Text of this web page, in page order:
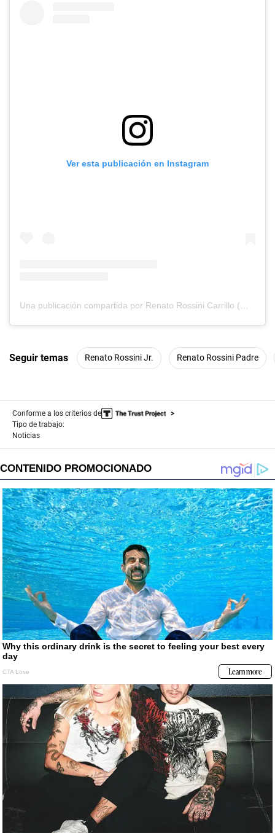
Ver esta publicación en Instagram
Seguir temas Renato Rossini Jr. Renato Rossini Padre
Conforme a los criterios de
Tipo de trabajo:
Noticias